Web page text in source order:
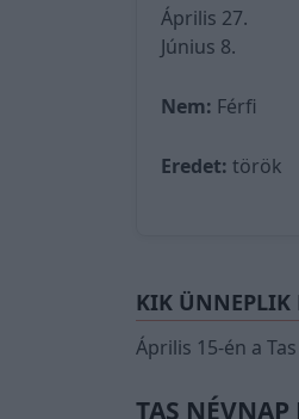
Április 27.
Június 8.
Nem: Férfi
Eredet: török
KIK ÜNNEPLIK
Április 15-én a
TAS NÉVNAP